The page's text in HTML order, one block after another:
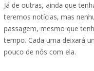
Já de outras, ainda que
teremos notícias, mas
passagem, mesmo que
tempo. Cada uma deixará
pouco de nós com ela.